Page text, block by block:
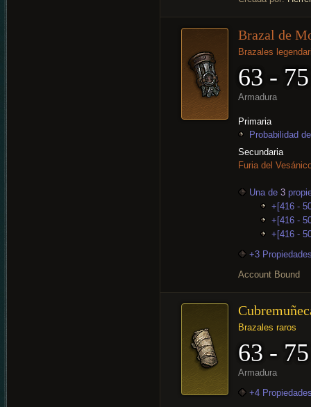
Brazal de
Brazales
63 - 75
Armadura
Primaria
Probabilidad
Secundaria
Furia del
Una de 3
+[416 -
+[416 -
+[416 -
+3
Account Bound
Brazales raros
63 - 75
Armadura
+4